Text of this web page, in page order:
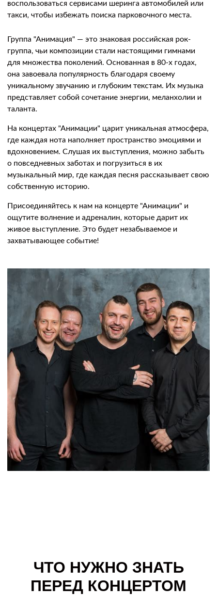
воспользоваться сервисами шеринга автомобилей или
такси, чтобы избежать поиска парковочного места.
Группа "Анимация" — это знаковая российская рок-
группа, чьи композиции стали настоящими гимнами
для множества поколений. Основанная в 80-х годах,
она завоевала популярность благодаря своему
уникальному звучанию и глубоким текстам. Их музыка
представляет собой сочетание энергии, меланхолии и
таланта.
На концертах "Анимации" царит уникальная атмосфера,
где каждая нота наполняет пространство эмоциями и
вдохновением. Слушая их выступления, можно забыть
о повседневных заботах и погрузиться в их
музыкальный мир, где каждая песня рассказывает свою
собственную историю.
Присоединяйтесь к нам на концерте "Анимации" и
ощутите волнение и адреналин, которые дарит их
живое выступление. Это будет незабываемое и
захватывающее событие!
ЧТО НУЖНО ЗНАТЬ
ПЕРЕД КОНЦЕРТОМ